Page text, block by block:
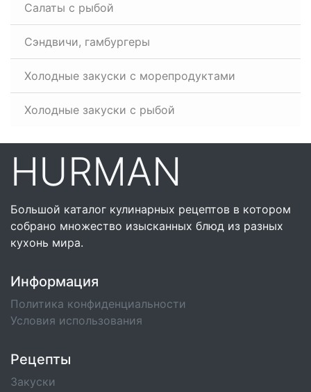
Салаты с рыбой
Сэндвичи, гамбургеры
Холодные закуски с морепродуктами
Холодные закуски с рыбой
HURMAN
Большой каталог кулинарных рецептов в котором
собрано множество изысканных блюд из разных
кухонь мира.
Информация
Политика конфиденциальности
Условия использования
Рецепты
Закуски